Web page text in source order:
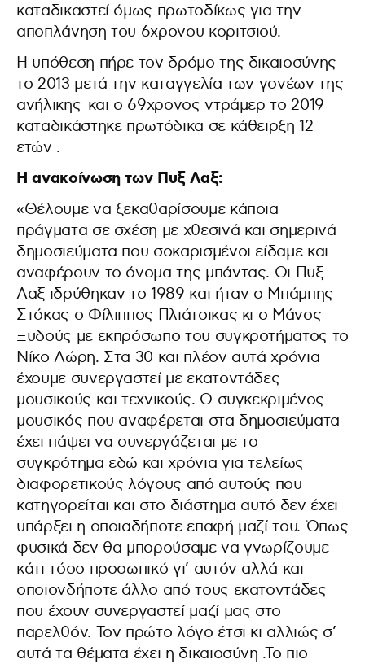
καταδικαστεί όμως πρωτοδίκως για την
αποπλάνηση του 6χρονου κοριτσιού.
Η υπόθεση πήρε τον δρόμο της δικαιοσύνης
το 2013 μετά την καταγγελία των γονέων της
ανήλικης και ο 69χρονος ντράμερ το 2019
καταδικάστηκε πρωτόδικα σε κάθειρξη 12
ετών .
H ανακοίνωση των Πυξ Λαξ:
«Θέλουμε να ξεκαθαρίσουμε κάποια
πράγματα σε σχέση με χθεσινά και σημερινά
δημοσιεύματα που σοκαρισμένοι είδαμε και
αναφέρουν το όνομα της μπάντας. Οι Πυξ
Λαξ ιδρύθηκαν το 1989 και ήταν ο Μπάμπης
Στόκας ο Φίλιππος Πλιάτσικας κι ο Μάνος
Ξυδούς με εκπρόσωπο του συγκροτήματος το
Νίκο Λώρη. Στα 30 και πλέον αυτά χρόνια
έχουμε συνεργαστεί με εκατοντάδες
μουσικούς και τεχνικούς. Ο συγκεκριμένος
μουσικός που αναφέρεται στα δημοσιεύματα
έχει πάψει να συνεργάζεται με το
συγκρότημα εδώ και χρόνια για τελείως
διαφορετικούς λόγους από αυτούς που
κατηγορείται και στο διάστημα αυτό δεν έχει
υπάρξει η οποιαδήποτε επαφή μαζί του. Όπως
φυσικά δεν θα μπορούσαμε να γνωρίζουμε
κάτι τόσο προσωπικό γι’ αυτόν αλλά και
οποιονδήποτε άλλο από τους εκατοντάδες
που έχουν συνεργαστεί μαζί μας στο
παρελθόν. Τον πρώτο λόγο έτσι κι αλλιώς σ’
αυτά τα θέματα έχει η δικαιοσύνη .Το πιο